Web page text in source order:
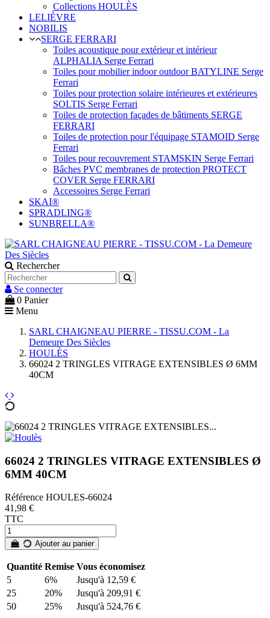
Collections HOULÈS
LELIÈVRE
NOBILIS
SERGE FERRARI
Toiles acoustique pour extérieur et intérieur
ALPHALIA Serge Ferrari
Toiles pour mobilier indoor outdoor BATYLINE Serge
Ferrari
Toiles pour protection solaire intérieures et extérieures
SOLTIS Serge Ferrari
Toiles de protection façades de bâtiments SERGE
FERRARI
Toiles de protection pour l'équipage STAMOID Serge
Ferrari
Toiles pour recouvrement STAMSKIN Serge Ferrari
Bâches PVC membranes de protection PROTECT
COVER Serge FERRARI
Accessoires Serge Ferrari
SKAI®
SPRADLING®
SUNBRELLA®
Rechercher
Se connecter
0 Panier
Menu
SARL CHAIGNEAU PIERRE - TISSU.COM - La
Demeure Des Siècles
HOULÈS
66024 2 TRINGLES VITRAGE EXTENSIBLES Ø 6MM
40CM
66024 2 TRINGLES VITRAGE EXTENSIBLES Ø
6MM 40CM
Référence HOULES-66024
41,98 €
TTC
Ajouter au panier
Quantité Remise Vous économisez
5
6%
Jusqu'à 12,59 €
25
20%
Jusqu'à 209,91 €
50
25% Jusqu'à 524,76 €